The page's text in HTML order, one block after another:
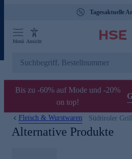
Tagesaktuelle
Menü Ansicht
Bis zu -60% auf Mode und -20%
on top!
Fleisch & Wurstwaren Südtiroler
Alternative Produkte